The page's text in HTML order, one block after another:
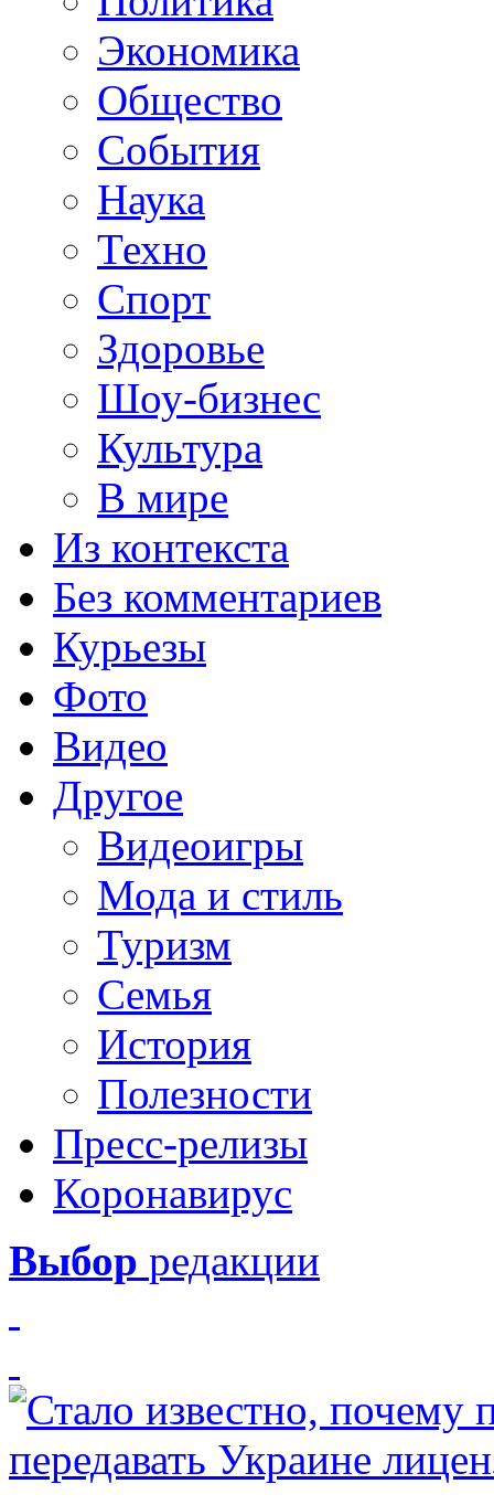
Экономика
Общество
События
Наука
Техно
Спорт
Здоровье
Шоу-бизнес
Культура
В мире
Из контекста
Без комментариев
Курьезы
Фото
Видео
Другое
Видеоигры
Мода и стиль
Туризм
Семья
История
Полезности
Пресс-релизы
Коронавирус
Выбор редакции